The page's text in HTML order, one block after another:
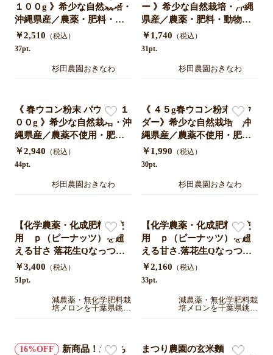
１００g 》希少な自然栽培・
沖縄県産／農薬・肥料・動
物性堆肥不使用
￥2,510 （税込）
37pt.
杉田農園おきなわ
ー 》希少な自然栽培・沖縄
県産／農薬・肥料・動物性
堆肥不使用
￥1,740 （税込）
31pt.
杉田農園おきなわ
《 春ウコン粉末 パウダー１
００g 》希少な自然栽培・沖
縄県産／農薬不使用・肥
料・動物性堆肥不使用
￥2,940 （税込）
44pt.
杉田農園おきなわ
《 ４５g春ウコン粉末 パウ
ダー》希少な自然栽培・沖
縄県産／農薬不使用・肥
料・動物性堆肥不使用
￥1,990 （税込）
30pt.
杉田農園おきなわ
【化学農薬・化成肥料不使
用 ｐ（ピーナッツ）を超
える甘さ 落花生Qなっつ】5
00g千葉県銚子市産 潮風と
土の恵みが育てた香ばし
￥3,400 （税込）
51pt.
減農薬・無化学肥料栽
培メロンを千葉県銚子
【化学農薬・化成肥料不使
用 ｐ（ピーナッツ）を超
える甘さ.落花生Qなっつ】3
00g千葉県銚子市産 潮風と
土の恵みが育てた香ばし
￥2,160 （税込）
33pt.
減農薬・無化学肥料栽
培メロンを千葉県銚子
16
新商品！おうち
まつり農園の玄米麵（太